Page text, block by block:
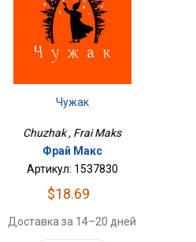
Чужак
Chuzhak , Frai Maks
Фрай Макс
Артикул: 1537830
$18.69
Доставка за 14–20 дней